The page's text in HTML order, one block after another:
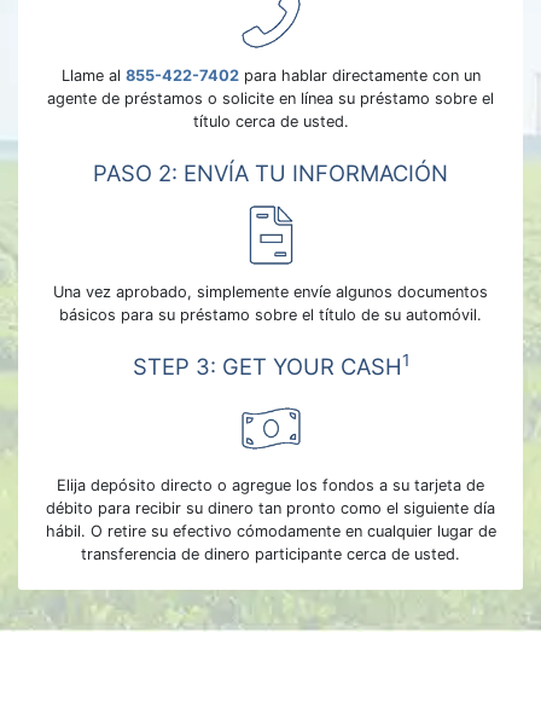
Llame al 855-422-7402para hablar directamente con un
agente de préstamos o solicite en línea su préstamo sobre el
título cerca de usted.
PASO 2: ENVÍA TU INFORMACIÓN
Una vez aprobado, simplemente envíe algunos documentos
básicos para su préstamo sobre el título de su automóvil.
STEP 3: GET YOUR CASH1
Elija depósito directo o agregue los fondos a su tarjeta de
débito para recibir su dinero tan pronto como el siguiente día
hábil. O retire su efectivo cómodamente en cualquier lugar de
transferencia de dinero participante cerca de usted.